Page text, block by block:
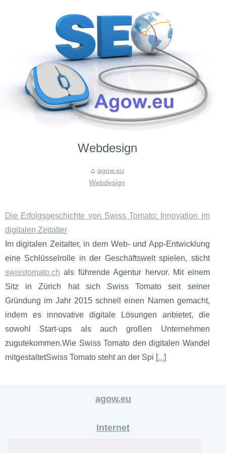
Webdesign
agow.eu
Webdesign
Die Erfolgsgeschichte von Swiss Tomato: Innovation im
digitalen Zeitalter
Im digitalen Zeitalter, in dem Web- und App-Entwicklung
eine Schlüsselrolle in der Geschäftswelt spielen, sticht
swisstomato.ch als führende Agentur hervor. Mit einem
Sitz in Zürich hat sich Swiss Tomato seit seiner
Gründung im Jahr 2015 schnell einen Namen gemacht,
indem es innovative digitale Lösungen anbietet, die
sowohl Start-ups als auch großen Unternehmen
zugutekommen.Wie Swiss Tomato den digitalen Wandel
mitgestaltetSwiss Tomato steht an der Spi [...]
agow.eu
Internet